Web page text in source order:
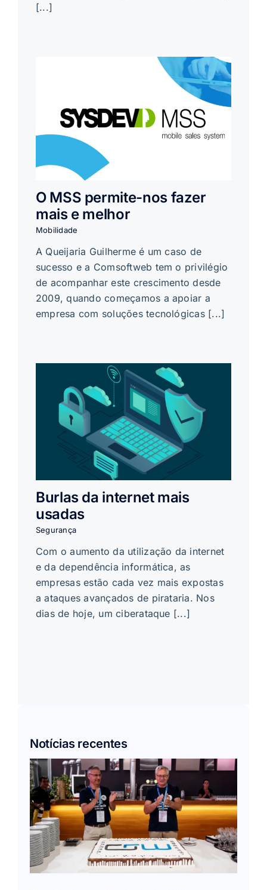
[...]
O MSS permite-nos fazer
mais e melhor
Mobilidade
A Queijaria Guilherme é um caso de
sucesso e a Comsoftweb tem o privilégio
de acompanhar este crescimento desde
2009, quando começamos a apoiar a
empresa com soluções tecnológicas [...]
Burlas da internet mais
usadas
Segurança
Com o aumento da utilização da internet
e da dependência informática, as
empresas estão cada vez mais expostas
a ataques avançados de pirataria. Nos
dias de hoje, um ciberataque [...]
Notícias recentes